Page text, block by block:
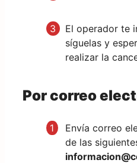
El operador te
síguelas y
realizar la
Por correo
Envía correo
de las